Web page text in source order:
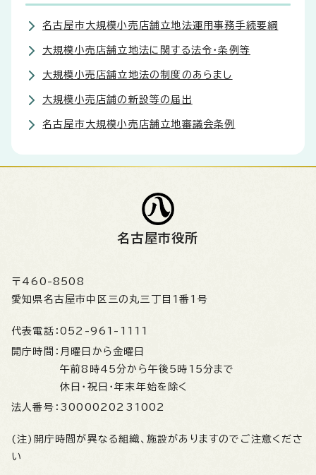
名古屋市大規模小売店舗立地法運用事務手続要綱
大規模小売店舗立地法に関する法令・条例等
大規模小売店舗立地法の制度のあらまし
大規模小売店舗の新設等の届出
名古屋市大規模小売店舗立地審議会条例
名古屋市役所
〒460-8508
愛知県名古屋市中区三の丸三丁目1番1号
代表電話： 052-961-1111
開庁時間： 月曜日から金曜日
午前8時45分から午後5時15分まで
休日・祝日・年末年始を除く
法人番号： 3000020231002
(注)開庁時間が異なる組織、施設がありますのでご注意くださ
い